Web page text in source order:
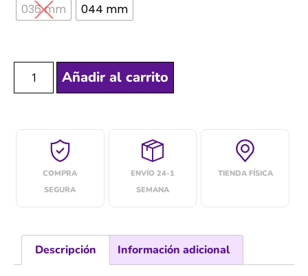
036 mm
044 mm
Añadir al carrito
COMPRA
SEGURA
ENVÍO 24-1
SEMANA
TIENDA FÍSICA
Descripción Información adicional